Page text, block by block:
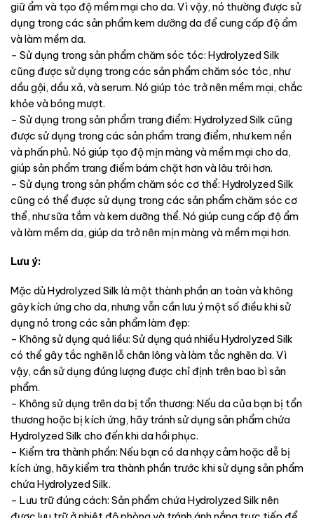
giữ ẩm và tạo độ mềm mại cho da. Vì vậy, nó thường được sử
dụng trong các sản phẩm kem dưỡng da để cung cấp độ ẩm
và làm mềm da.
– Sử dụng trong sản phẩm chăm sóc tóc: Hydrolyzed Silk
cũng được sử dụng trong các sản phẩm chăm sóc tóc, như
dầu gội, dầu xả, và serum. Nó giúp tóc trở nên mềm mại, chắc
khỏe và bóng mượt.
– Sử dụng trong sản phẩm trang điểm: Hydrolyzed Silk cũng
được sử dụng trong các sản phẩm trang điểm, như kem nền
và phấn phủ. Nó giúp tạo độ mịn màng và mềm mại cho da,
giúp sản phẩm trang điểm bám chặt hơn và lâu trôi hơn.
– Sử dụng trong sản phẩm chăm sóc cơ thể: Hydrolyzed Silk
cũng có thể được sử dụng trong các sản phẩm chăm sóc cơ
thể, như sữa tắm và kem dưỡng thể. Nó giúp cung cấp độ ẩm
và làm mềm da, giúp da trở nên mịn màng và mềm mại hơn.
Lưu ý:
Mặc dù Hydrolyzed Silk là một thành phần an toàn và không
gây kích ứng cho da, nhưng vẫn cần lưu ý một số điều khi sử
dụng nó trong các sản phẩm làm đẹp:
– Không sử dụng quá liều: Sử dụng quá nhiều Hydrolyzed Silk
có thể gây tắc nghẽn lỗ chân lông và làm tắc nghẽn da. Vì
vậy, cần sử dụng đúng lượng được chỉ định trên bao bì sản
phẩm.
– Không sử dụng trên da bị tổn thương: Nếu da của bạn bị tổn
thương hoặc bị kích ứng, hãy tránh sử dụng sản phẩm chứa
Hydrolyzed Silk cho đến khi da hồi phục.
– Kiểm tra thành phần: Nếu bạn có da nhạy cảm hoặc dễ bị
kích ứng, hãy kiểm tra thành phần trước khi sử dụng sản phẩm
chứa Hydrolyzed Silk.
– Lưu trữ đúng cách: Sản phẩm chứa Hydrolyzed Silk nên